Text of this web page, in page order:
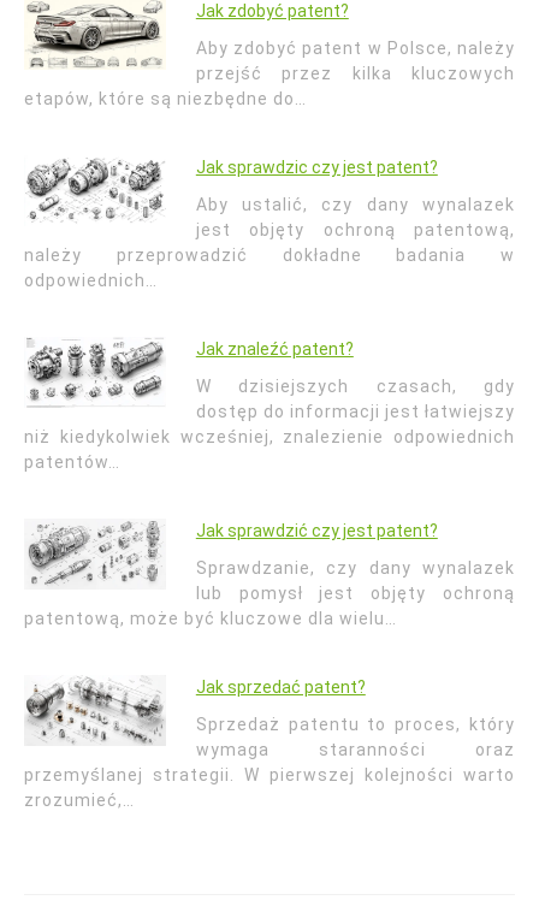
Jak zdobyć patent?
Aby zdobyć patent w Polsce, należy
przejść przez kilka kluczowych
etapów, które są niezbędne do…
Jak sprawdzic czy jest patent?
Aby ustalić, czy dany wynalazek
jest objęty ochroną patentową,
należy przeprowadzić dokładne badania w
odpowiednich…
Jak znaleźć patent?
W dzisiejszych czasach, gdy
dostęp do informacji jest łatwiejszy
niż kiedykolwiek wcześniej, znalezienie odpowiednich
patentów…
Jak sprawdzić czy jest patent?
Sprawdzanie, czy dany wynalazek
lub pomysł jest objęty ochroną
patentową, może być kluczowe dla wielu…
Jak sprzedać patent?
Sprzedaż patentu to proces, który
wymaga staranności oraz
przemyślanej strategii. W pierwszej kolejności warto
zrozumieć,…